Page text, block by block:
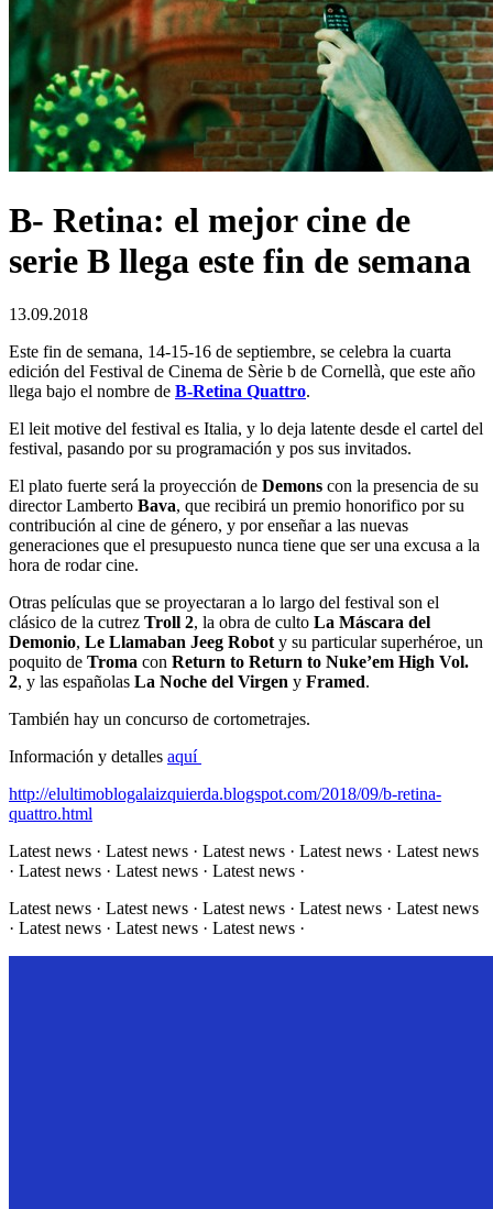
B- Retina: el mejor cine de
serie B llega este fin de semana
13.09.2018
Este fin de semana, 14-15-16 de septiembre, se celebra la cuarta
edición del Festival de Cinema de Sèrie b de Cornellà, que este año
llega bajo el nombre de B-Retina Quattro.
El leit motive del festival es Italia, y lo deja latente desde el cartel del
festival, pasando por su programación y pos sus invitados.
El plato fuerte será la proyección de Demons con la presencia de su
director Lamberto Bava, que recibirá un premio honorifico por su
contribución al cine de género, y por enseñar a las nuevas
generaciones que el presupuesto nunca tiene que ser una excusa a la
hora de rodar cine.
Otras películas que se proyectaran a lo largo del festival son el
clásico de la cutrez Troll 2, la obra de culto La Máscara del
Demonio, Le Llamaban Jeeg Robot y su particular superhéroe, un
poquito de Troma con Return to Return to Nuke’em High Vol.
2, y las españolas La Noche del Virgen y Framed.
También hay un concurso de cortometrajes.
Información y detalles aquí
http://elultimoblogalaizquierda.blogspot.com/2018/09/b-retina-
quattro.html
Latest news · Latest news · Latest news · Latest news · Latest news
· Latest news · Latest news · Latest news ·
Latest news · Latest news · Latest news · Latest news · Latest news
· Latest news · Latest news · Latest news ·